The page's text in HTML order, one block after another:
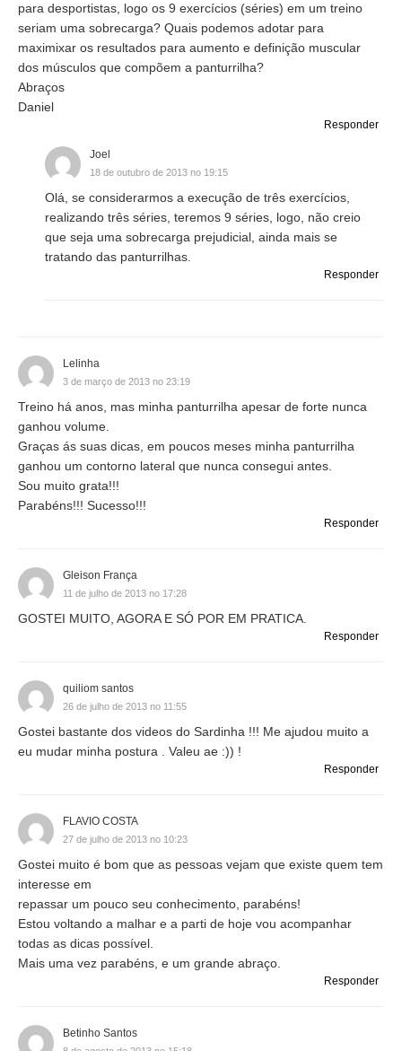
para desportistas, logo os 9 exercícios (séries) em um treino
seriam uma sobrecarga? Quais podemos adotar para
maximixar os resultados para aumento e definição muscular
dos músculos que compõem a panturrilha?
Abraços
Daniel
Responder
Joel
18 de outubro de 2013 no 19:15
Olá, se considerarmos a execução de três exercícios,
realizando três séries, teremos 9 séries, logo, não creio
que seja uma sobrecarga prejudicial, ainda mais se
tratando das panturrilhas.
Responder
Lelinha
3 de março de 2013 no 23:19
Treino há anos, mas minha panturrilha apesar de forte nunca
ganhou volume.
Graças ás suas dicas, em poucos meses minha panturrilha
ganhou um contorno lateral que nunca consegui antes.
Sou muito grata!!!
Parabéns!!! Sucesso!!!
Responder
Gleison França
11 de julho de 2013 no 17:28
GOSTEI MUITO, AGORA E SÓ POR EM PRATICA.
Responder
quiliom santos
26 de julho de 2013 no 11:55
Gostei bastante dos videos do Sardinha !!! Me ajudou muito a
eu mudar minha postura . Valeu ae :)) !
Responder
FLAVIO COSTA
27 de julho de 2013 no 10:23
Gostei muito é bom que as pessoas vejam que existe quem tem
interesse em
repassar um pouco seu conhecimento, parabéns!
Estou voltando a malhar e a parti de hoje vou acompanhar
todas as dicas possível.
Mais uma vez parabéns, e um grande abraço.
Responder
Betinho Santos